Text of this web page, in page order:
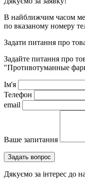
В найближчим часом
по вказаному номеру
Задати питання про
Задайте питання про
"Противотуманные
Ім'я
Телефон
email
Ваше запитання
Дякуємо за інтерес до